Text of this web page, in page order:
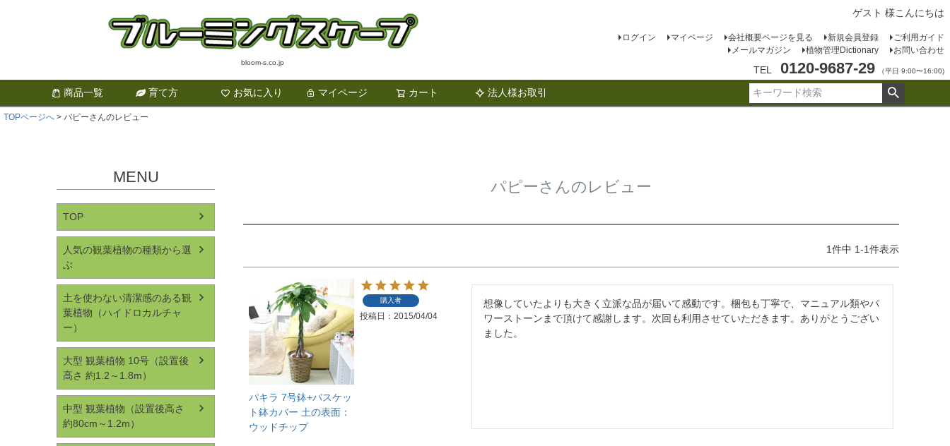
bloom-s.co.jp
ゲスト 様こんにちは
ログイン マイページ 会社概要ページを見る 新規会員登録
ご利用ガイド
メールマガジン
植物管理Dictionary お問い合わせ
TEL 0120-9687-29 （平日 9:00〜16:00)
商品一覧 育て方 お気に入り マイページ カート 法人様お取引
検索
TOPページへ パピーさんのレビュー
MENU
TOP
人気の観葉植物の種類から選
ぶ
土を使わない清潔感のある観
葉植物（ハイドロカルチャ
ー）
大型 観葉植物 10号（設置後
高さ 約1.2～1.8m）
中型 観葉植物（設置後高さ
約80cm～1.2m）
パピーさんのレビュー
1件中 1-1件表示
パキラ 7号鉢+バスケッ
ト鉢カバー 土の表面：
ウッドチップ
購入者
投稿日 2015/04/04
想像していたよりも大きく立派な品が届いて感動です。梱包も丁寧で、マニュアル類やパ
ワーストーンまで頂けて感謝します。次回も利用させていただきます。ありがとうござい
ました。